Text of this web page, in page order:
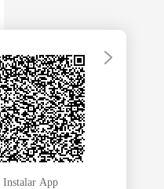
Instalar App